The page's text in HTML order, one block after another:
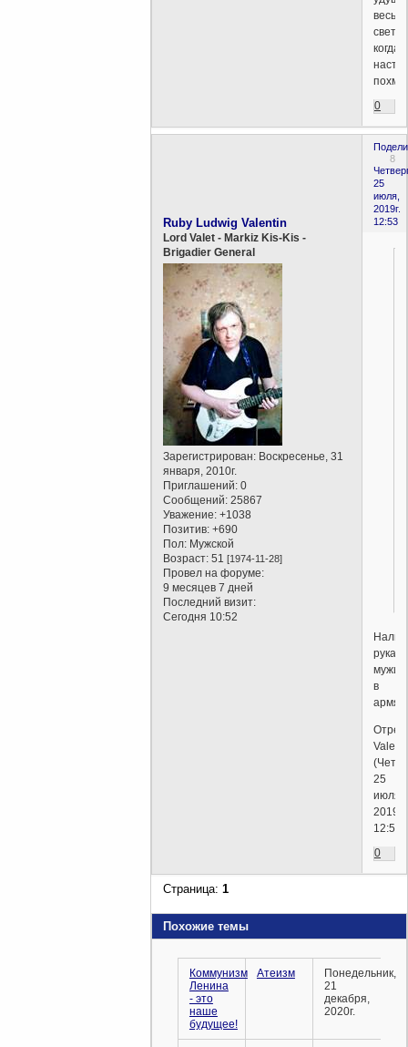
весь
свет,
когда
0
8
25
июля,
2019г.
12:53
Ruby Ludwig Valentin
Lord Valet - Markiz Kis-Kis -
Brigadier General
Зарегистрирован: Воскресенье, 31
января, 2010г.
Приглашений: 0
Сообщений: 25867
Уважение: +1038
Позитив: +690
Пол: Мужской
Возраст: 51[1974-11-28]
Провел на форуме:
9 месяцев 7 дней
Последний визит:
Сегодня 10:52
рука
в
25
июля,
2019г.
12:54)
0
Страница:1
Похожие темы
Коммунизм
Ленина
- это
наше
будущее!
Атеизм
Понедельник,
21
декабря,
2020г.